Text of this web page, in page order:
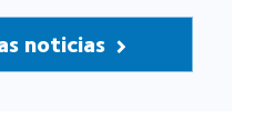
noticias